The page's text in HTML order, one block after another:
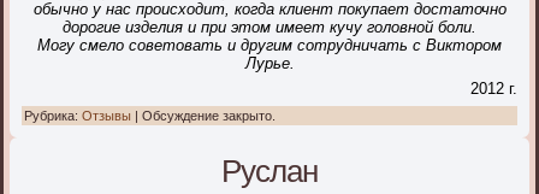
обычно у нас происходит, когда клиент покупает достаточно
дорогие изделия и при этом имеет кучу головной боли.
Могу смело советовать и другим сотрудничать с Виктором
Лурье.
2012 г.
Рубрика: Отзывы | Обсуждение закрыто.
Руслан